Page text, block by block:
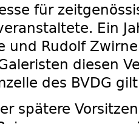
für
Ein
und Rudolf
diesen
des BVDG
spätere